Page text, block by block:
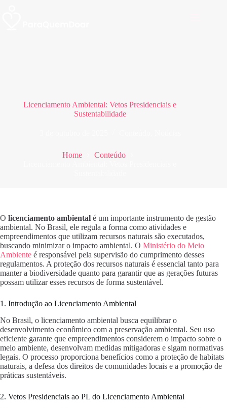
Licenciamento Ambiental: Vetos Presidenciais e
Sustentabilidade
Home
Conteúdo
O licenciamento ambiental é um importante instrumento de gestão
ambiental. No Brasil, ele regula a forma como atividades e
empreendimentos que utilizam recursos naturais são executados,
buscando minimizar o impacto ambiental. O Ministério do Meio
Ambiente é responsável pela supervisão do cumprimento desses
regulamentos. A proteção dos recursos naturais é essencial tanto para
manter a biodiversidade quanto para garantir que as gerações futuras
possam utilizar esses recursos de forma sustentável.
1. Introdução ao Licenciamento Ambiental
No Brasil, o licenciamento ambiental busca equilibrar o
desenvolvimento econômico com a preservação ambiental. Seu uso
eficiente garante que empreendimentos considerem o impacto sobre o
meio ambiente, desenvolvam medidas mitigadoras e sigam normativas
legais. O processo proporciona benefícios como a proteção de habitats
naturais, a defesa dos direitos de comunidades locais e a promoção de
práticas sustentáveis.
2. Vetos Presidenciais ao PL do Licenciamento Ambiental